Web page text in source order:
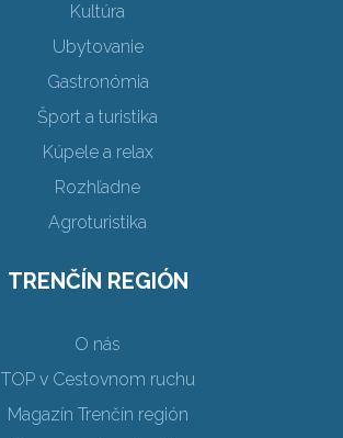
Kultúra
Ubytovanie
Gastronómia
Šport a turistika
Kúpele a relax
Rozhľadne
Agroturistika
TRENČÍN REGIÓN
O nás
TOP v Cestovnom ruchu
Magazín Trenčín región